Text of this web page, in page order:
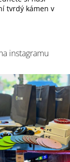
tvrdý kámen v
instagramu